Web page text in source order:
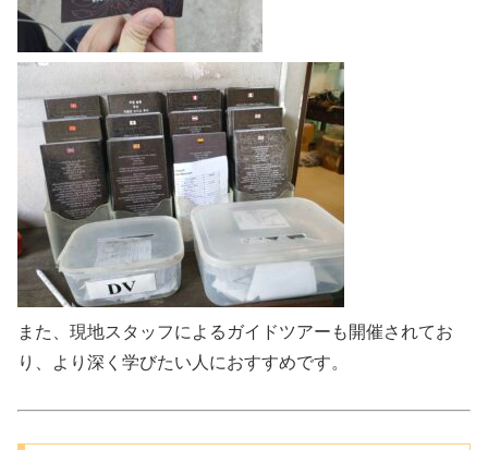
また、現地スタッフによるガイドツアーも開催されてお
り、より深く学びたい人におすすめです。